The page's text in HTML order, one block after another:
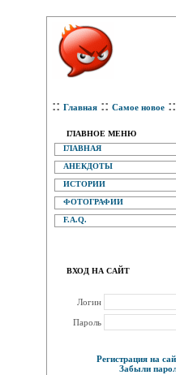
:: Главная :: Самое новое ::
ГЛАВНОЕ МЕНЮ
ГЛАВНАЯ
АНЕКДОТЫ
ИСТОРИИ
ФОТОГРАФИИ
F.A.Q.
ВХОД НА САЙТ
Логин
Пароль
Регистрация на
Забыли